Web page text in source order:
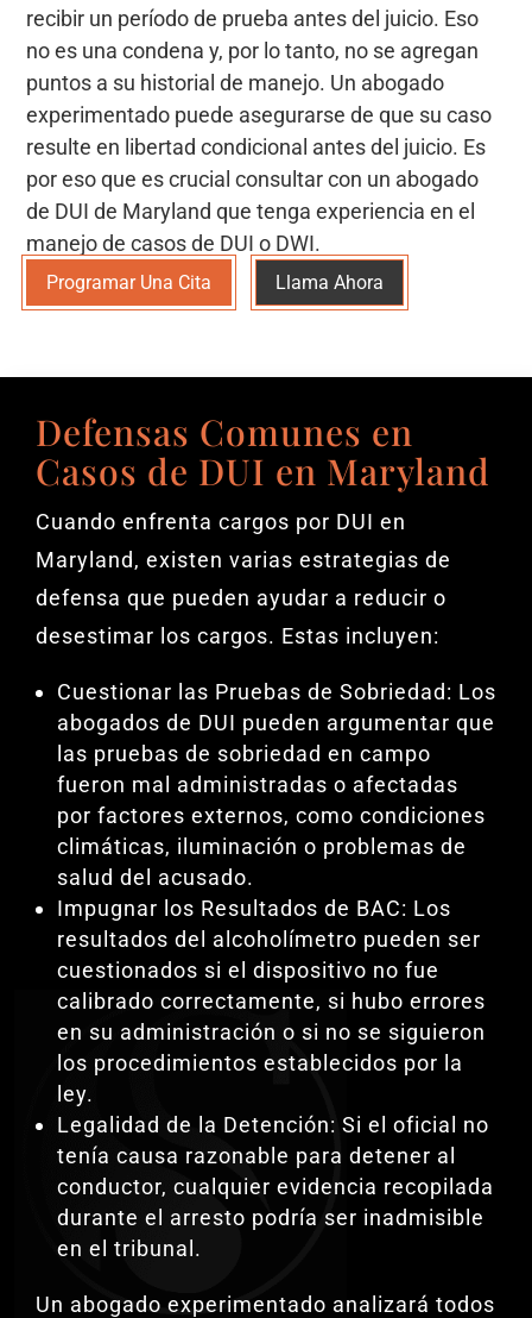
recibir un período de prueba antes del juicio. Eso
no es una condena y, por lo tanto, no se agregan
puntos a su historial de manejo. Un abogado
experimentado puede asegurarse de que su caso
resulte en libertad condicional antes del juicio. Es
por eso que es crucial consultar con un abogado
de DUI de Maryland que tenga experiencia en el
manejo de casos de DUI o DWI.
Programar Una Cita Llama Ahora
Defensas Comunes en
Casos de DUI en Maryland
Cuando enfrenta cargos por DUI en
Maryland, existen varias estrategias de
defensa que pueden ayudar a reducir o
desestimar los cargos. Estas incluyen:
Cuestionar las Pruebas de Sobriedad: Los
abogados de DUI pueden argumentar que
las pruebas de sobriedad en campo
fueron mal administradas o afectadas
por factores externos, como condiciones
climáticas, iluminación o problemas de
salud del acusado.
Impugnar los Resultados de BAC: Los
resultados del alcoholímetro pueden ser
cuestionados si el dispositivo no fue
calibrado correctamente, si hubo errores
en su administración o si no se siguieron
los procedimientos establecidos por la
ley.
Legalidad de la Detención: Si el oficial no
tenía causa razonable para detener al
conductor, cualquier evidencia recopilada
durante el arresto podría ser inadmisible
en el tribunal.
Un abogado experimentado analizará todos